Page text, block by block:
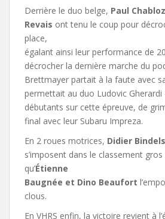
Derrière le duo belge, Paul
Revais ont tenu le coup pour
place,
égalant ainsi leur performance de
décrocher la dernière marche du
Brettmayer partait à la faute avec
permettait au duo Ludovic Gherardi
débutants sur cette épreuve, de
final avec leur Subaru Impreza.
En 2 roues motrices, Didier
s’imposent dans le classement
qu’Étienne
Baugnée et Dino Beaufort
clous.
En VHRS enfin, la victoire revient à